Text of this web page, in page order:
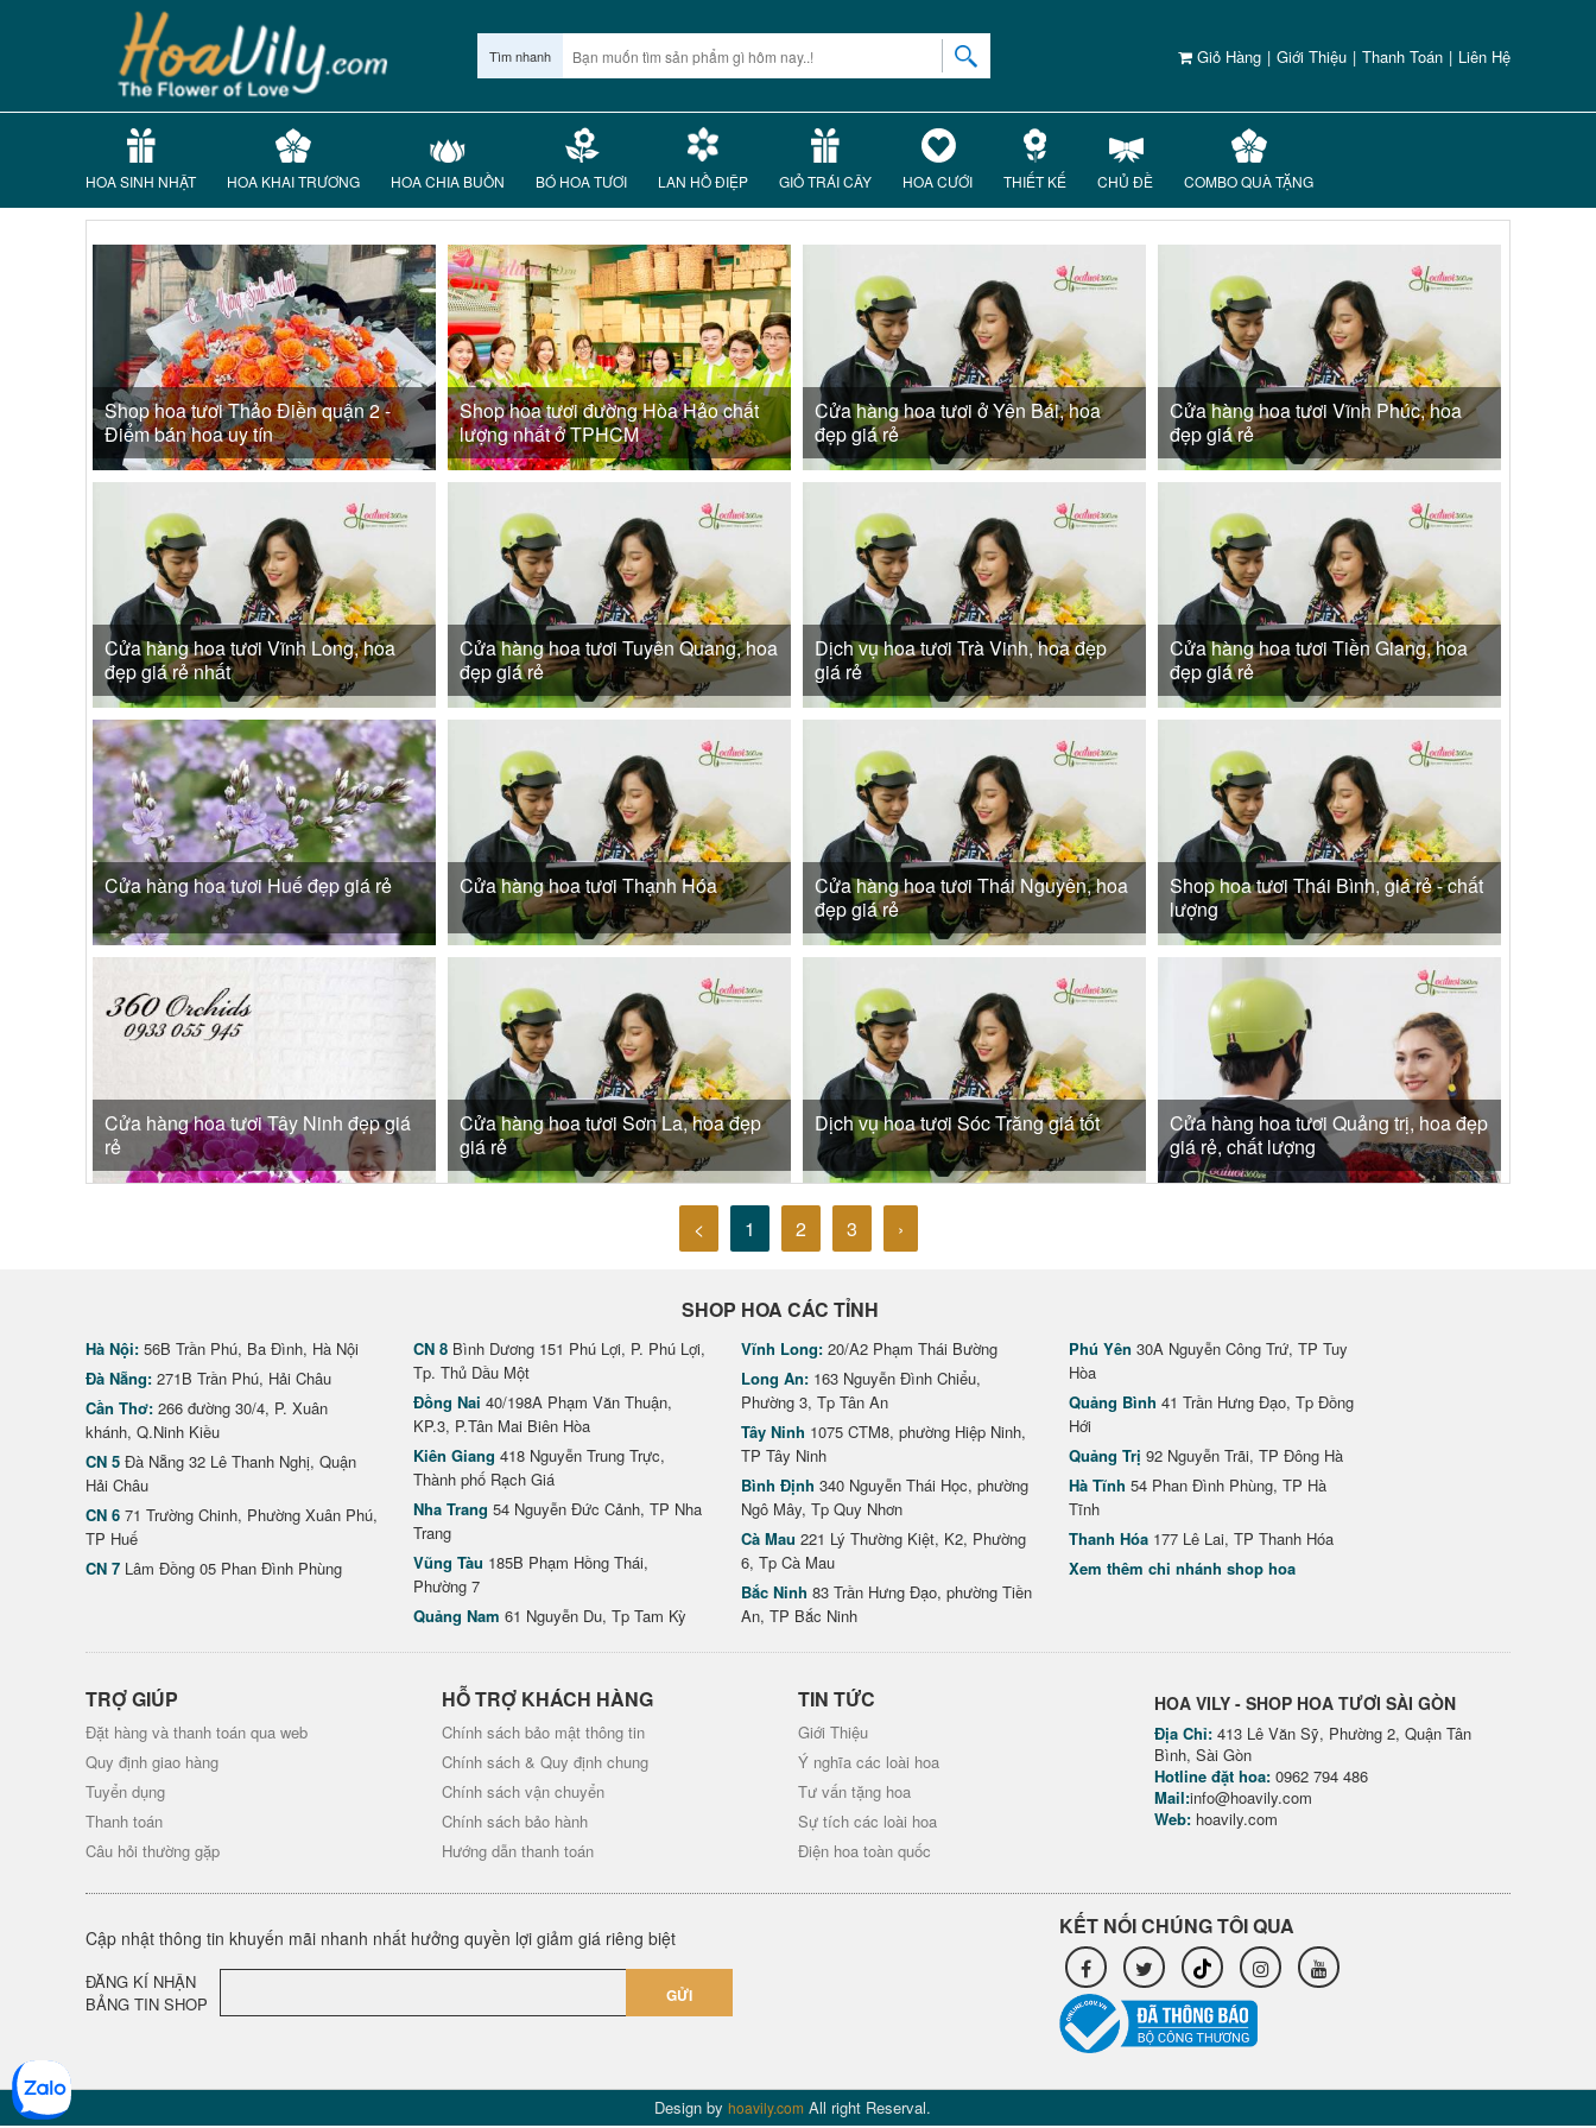
Giỏ Hàng | Giới Thiệu | Thanh Toán | Liên Hệ
Tìm nhanh
HOA SINH NHẬT HOA KHAI TRƯƠNG HOA CHIA BUỒN BÓ HOA TƯƠI LAN HỒ ĐIỆP GIỎ TRÁI CÂY HOA CƯỚI THIẾT KẾ CHỦ ĐỀ COMBO QUÀ TẶNG
Shop hoa tươi Thảo Điền quận 2 -
Điểm bán hoa uy tín
Shop hoa tươi đường Hòa Hảo chất
lượng nhất ở TPHCM
Cửa hàng hoa tươi ở Yên Bái, hoa
đẹp giá rẻ
Cửa hàng hoa tươi Vĩnh Phúc, hoa
đẹp giá rẻ
Cửa hàng hoa tươi Vĩnh Long, hoa
đẹp giá rẻ nhất
Cửa hàng hoa tươi Tuyên Quang, hoa
đẹp giá rẻ
Dịch vụ hoa tươi Trà Vinh, hoa đẹp
giá rẻ
Cửa hàng hoa tươi Tiền Giang, hoa
đẹp giá rẻ
Cửa hàng hoa tươi Huế đẹp giá rẻ Cửa hàng hoa tươi Thạnh Hóa
Cửa hàng hoa tươi Thái Nguyên, hoa
đẹp giá rẻ
Shop hoa tươi Thái Bình, giá rẻ - chất
lượng
Cửa hàng hoa tươi Tây Ninh đẹp giá
rẻ
Cửa hàng hoa tươi Sơn La, hoa đẹp
giá rẻ
Dịch vụ hoa tươi Sóc Trăng giá tốt
Cửa hàng hoa tươi Quảng trị, hoa đẹp
giá rẻ, chất lượng
< 1 2 3 ›
SHOP HOA CÁC TỈNH
Hà Nội: 56B Trần Phú, Ba Đình, Hà Nội
Đà Nẵng: 271B Trần Phú, Hải Châu
Cần Thơ: 266 đường 30/4, P. Xuân
khánh, Q.Ninh Kiều
CN 5 Đà Nẵng 32 Lê Thanh Nghị, Quận
Hải Châu
CN 6 71 Trường Chinh, Phường Xuân Phú,
TP Huế
CN 7 Lâm Đồng 05 Phan Đình Phùng
CN 8 Bình Dương 151 Phú Lợi, P. Phú Lợi,
Tp. Thủ Dầu Một
Đồng Nai 40/198A Phạm Văn Thuận,
KP.3, P.Tân Mai Biên Hòa
Kiên Giang 418 Nguyễn Trung Trực,
Thành phố Rạch Giá
Nha Trang 54 Nguyễn Đức Cảnh, TP Nha
Trang
Vũng Tàu 185B Phạm Hồng Thái,
Phường 7
Quảng Nam 61 Nguyễn Du, Tp Tam Kỳ
Vĩnh Long: 20/A2 Phạm Thái Bường
Long An: 163 Nguyễn Đình Chiểu,
Phường 3, Tp Tân An
Tây Ninh 1075 CTM8, phường Hiệp Ninh,
TP Tây Ninh
Bình Định 340 Nguyễn Thái Học, phường
Ngô Mây, Tp Quy Nhơn
Cà Mau 221 Lý Thường Kiệt, K2, Phường
6, Tp Cà Mau
Bắc Ninh 83 Trần Hưng Đạo, phường Tiền
An, TP Bắc Ninh
Phú Yên 30A Nguyễn Công Trứ, TP Tuy
Hòa
Quảng Bình 41 Trần Hưng Đạo, Tp Đồng
Hới
Quảng Trị 92 Nguyễn Trãi, TP Đông Hà
Hà Tĩnh 54 Phan Đình Phùng, TP Hà
Tĩnh
Thanh Hóa 177 Lê Lai, TP Thanh Hóa
Xem thêm chi nhánh shop hoa
TRỢ GIÚP
Đặt hàng và thanh toán qua web
Quy định giao hàng
Tuyển dụng
Thanh toán
Câu hỏi thường gặp
HỖ TRỢ KHÁCH HÀNG
Chính sách bảo mật thông tin
Chính sách & Quy định chung
Chính sách vận chuyển
Chính sách bảo hành
Hướng dẫn thanh toán
TIN TỨC
Giới Thiệu
Ý nghĩa các loài hoa
Tư vấn tặng hoa
Sự tích các loài hoa
Điện hoa toàn quốc
HOA VILY - SHOP HOA TƯƠI SÀI GÒN
Địa Chỉ: 413 Lê Văn Sỹ, Phường 2, Quận Tân
Bình, Sài Gòn
Hotline đặt hoa: 0962 794 486
Mail:info@hoavily.com
Web: hoavily.com
Cập nhật thông tin khuyến mãi nhanh nhất hưởng quyền lợi giảm giá riêng biệt
ĐĂNG KÍ NHẬN
BẢNG TIN SHOP
GỬI
KẾT NỐI CHÚNG TÔI QUA
Design by hoavily.com All right Reserval.